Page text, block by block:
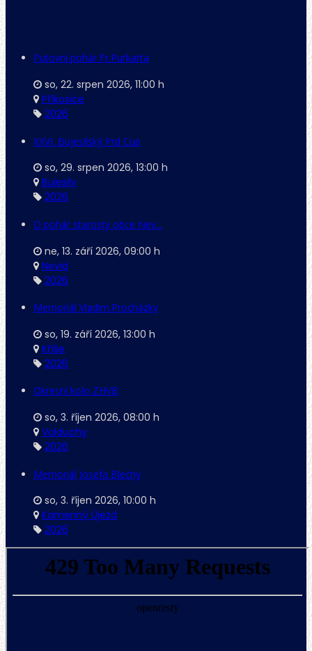
Putovní pohár Fr.Purkarta
so, 22. srpen 2026, 11:00 h
Příkosice
2026
XXVI. Bujesilský Prd Cup
so, 29. srpen 2026, 13:00 h
Bujesily
2026
O pohár starosty obce Nev...
ne, 13. září 2026, 09:00 h
Nevid
2026
Memoriál Vladim.Procházky
so, 19. září 2026, 13:00 h
Kříše
2026
Okresní kolo ZHVB
so, 3. říjen 2026, 08:00 h
Volduchy
2026
Memoriál Josefa Blechy
so, 3. říjen 2026, 10:00 h
Kamenný Újezd
2026